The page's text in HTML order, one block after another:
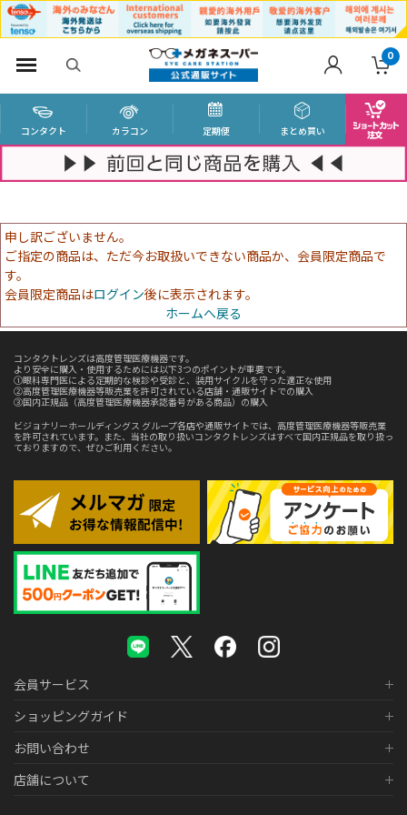
0
コンタクト カラコン 定期便 まとめ買い
申し訳ございません。
ご指定の商品は、ただ今お取扱いできない商品か、会員限定商品で
す。
会員限定商品はログイン後に表示されます。
ホームへ戻る
コンタクトレンズは高度管理医療機器です。
より安全に購入・使用するためには以下3つのポイントが重要です。
①眼科専門医による定期的な検診や受診と、装用サイクルを守った適正な使用
②高度管理医療機器等販売業を許可されている店舗・通販サイトでの購入
③国内正規品（高度管理医療機器承認番号がある商品）の購入
ビジョナリーホールディングス グループ各店や通販サイトでは、高度管理医療機器等販売業
を許可されています。また、当社の取り扱いコンタクトレンズはすべて国内正規品を取り扱っ
ておりますので、ぜひご利用ください。
会員サービス
ショッピングガイド
お問い合わせ
店舗について